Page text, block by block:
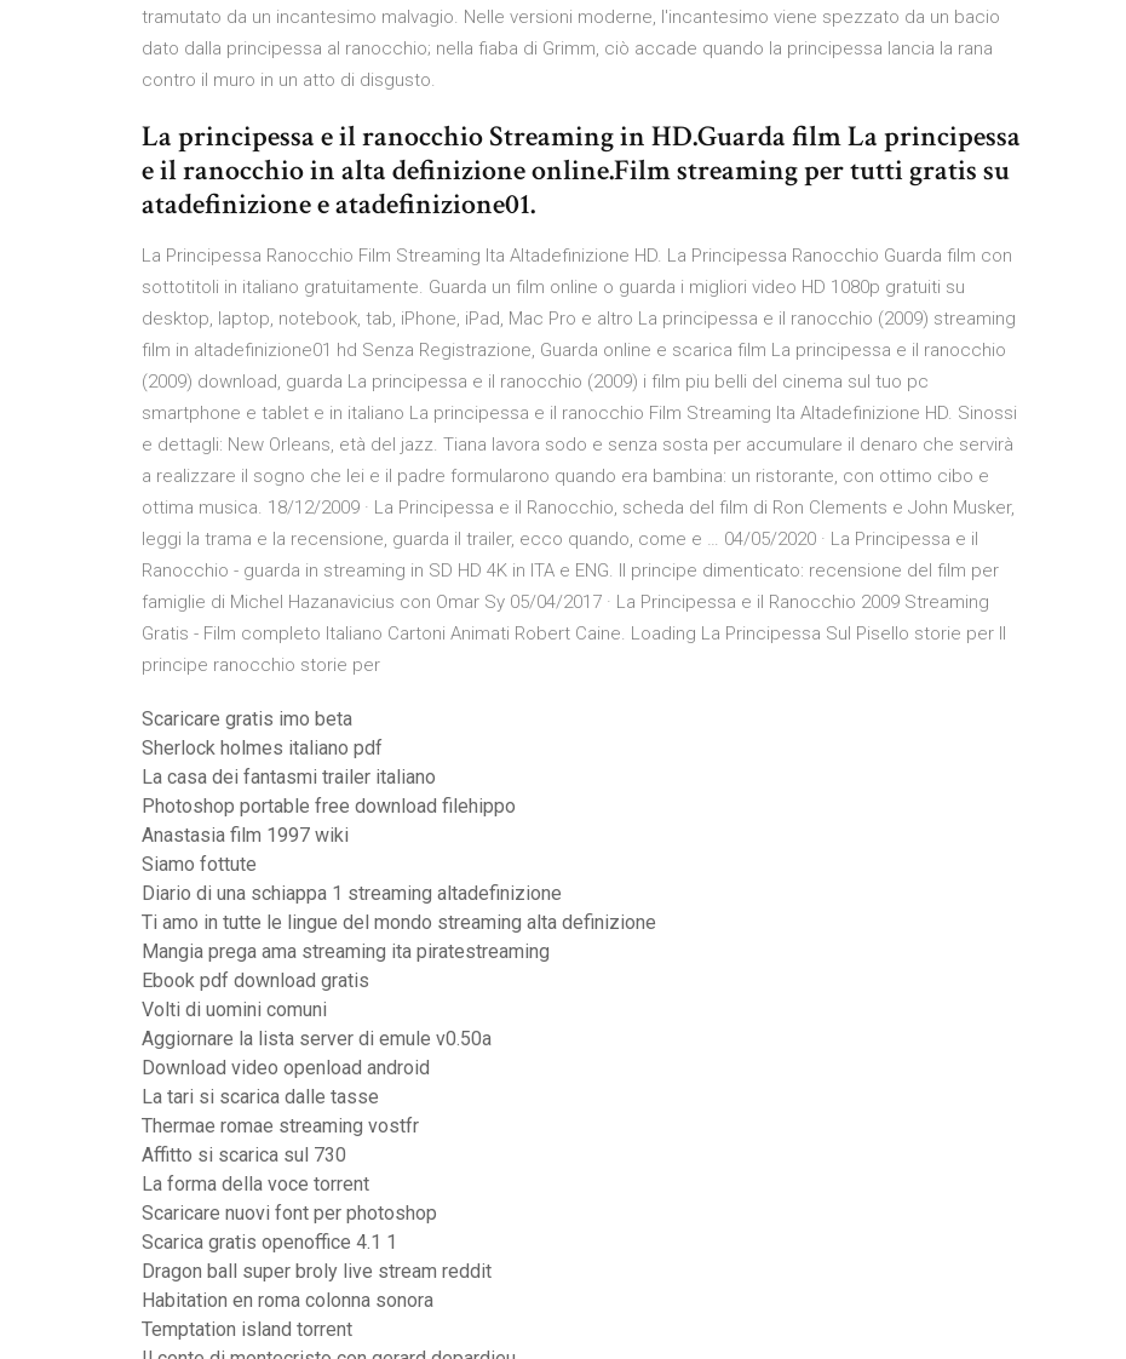
tramutato da un incantesimo malvagio. Nelle versioni moderne, l'incantesimo viene spezzato da un bacio
dato dalla principessa al ranocchio; nella fiaba di Grimm, ciò accade quando la principessa lancia la rana
contro il muro in un atto di disgusto.
La principessa e il ranocchio Streaming in HD.Guarda film La principessa
e il ranocchio in alta definizione online.Film streaming per tutti gratis su
atadefinizione e atadefinizione01.
La Principessa Ranocchio Film Streaming Ita Altadefinizione HD. La Principessa Ranocchio Guarda film con
sottotitoli in italiano gratuitamente. Guarda un film online o guarda i migliori video HD 1080p gratuiti su
desktop, laptop, notebook, tab, iPhone, iPad, Mac Pro e altro La principessa e il ranocchio (2009) streaming
film in altadefinizione01 hd Senza Registrazione, Guarda online e scarica film La principessa e il ranocchio
(2009) download, guarda La principessa e il ranocchio (2009) i film piu belli del cinema sul tuo pc
smartphone e tablet e in italiano La principessa e il ranocchio Film Streaming Ita Altadefinizione HD. Sinossi
e dettagli: New Orleans, età del jazz. Tiana lavora sodo e senza sosta per accumulare il denaro che servirà
a realizzare il sogno che lei e il padre formularono quando era bambina: un ristorante, con ottimo cibo e
ottima musica. 18/12/2009 · La Principessa e il Ranocchio, scheda del film di Ron Clements e John Musker,
leggi la trama e la recensione, guarda il trailer, ecco quando, come e … 04/05/2020 · La Principessa e il
Ranocchio - guarda in streaming in SD HD 4K in ITA e ENG. Il principe dimenticato: recensione del film per
famiglie di Michel Hazanavicius con Omar Sy 05/04/2017 · La Principessa e il Ranocchio 2009 Streaming
Gratis - Film completo Italiano Cartoni Animati Robert Caine. Loading La Principessa Sul Pisello storie per Il
principe ranocchio storie per
Scaricare gratis imo beta
Sherlock holmes italiano pdf
La casa dei fantasmi trailer italiano
Photoshop portable free download filehippo
Anastasia film 1997 wiki
Siamo fottute
Diario di una schiappa 1 streaming altadefinizione
Ti amo in tutte le lingue del mondo streaming alta definizione
Mangia prega ama streaming ita piratestreaming
Ebook pdf download gratis
Volti di uomini comuni
Aggiornare la lista server di emule v0.50a
Download video openload android
La tari si scarica dalle tasse
Thermae romae streaming vostfr
Affitto si scarica sul 730
La forma della voce torrent
Scaricare nuovi font per photoshop
Scarica gratis openoffice 4.1 1
Dragon ball super broly live stream reddit
Habitation en roma colonna sonora
Temptation island torrent